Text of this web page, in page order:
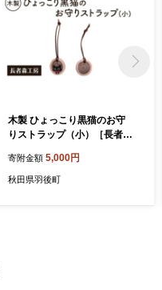
木製 ひょっこり黒猫のお守
りストラップ（小）［長者森
県 羽後町【ストラップ 猫 黒
猫 猫雑貨 雑貨 おしゃれ 和風
寄附金額 5,000円
秋田県羽後町